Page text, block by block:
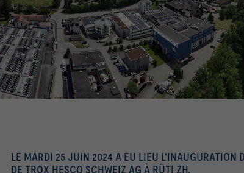
LE MARDI 25 JUIN 2024 A EU LIEU L'INAUGURATION
DE TROX HESCO SCHWEIZ AG À RÜTI ZH.